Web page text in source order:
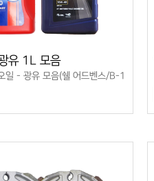
유 1L 모음
일 - 광유 모음(쉘 어드벤스/B-1